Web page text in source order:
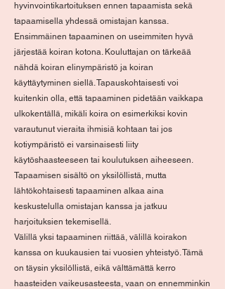
hyvinvointikartoituksen ennen tapaamista sekä
tapaamisella yhdessä omistajan kanssa.
Ensimmäinen tapaaminen on useimmiten hyvä
järjestää koiran kotona. Kouluttajan on tärkeää
nähdä koiran elinympäristö ja koiran
käyttäytyminen siellä. Tapauskohtaisesti voi
kuitenkin olla, että tapaaminen pidetään vaikkapa
ulkokentällä, mikäli koira on esimerkiksi kovin
varautunut vieraita ihmisiä kohtaan tai jos
kotiympäristö ei varsinaisesti liity
käytöshaasteeseen tai koulutuksen aiheeseen.
Tapaamisen sisältö on yksilöllistä, mutta
lähtökohtaisesti tapaaminen alkaa aina
keskustelulla omistajan kanssa ja jatkuu
harjoituksien tekemisellä.
Välillä yksi tapaaminen riittää, välillä koirakon
kanssa on kuukausien tai vuosien yhteistyö. Tämä
on täysin yksilöllistä, eikä välttämättä kerro
haasteiden vaikeusasteesta, vaan on ennemminkin